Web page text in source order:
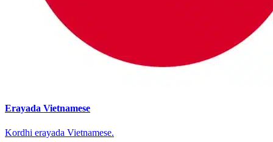
Erayada Vietnamese
Kordhi erayada Vietnamese.